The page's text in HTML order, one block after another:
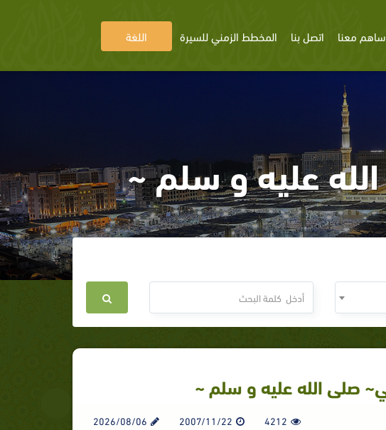
ساهم معنا اتصل بنا المخطط الزمني للسيرة اللغة
الله عليه و سلم ~
صلى الله عليه و سلم ~
4212
2007/11/22
2026/08/06